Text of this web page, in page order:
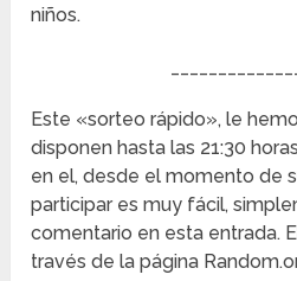
niños.
Este «sorteo rápido», le
disponen hasta las 21:30
en el, desde el momento de
participar es muy fácil,
comentario en esta entrada.
través de la página